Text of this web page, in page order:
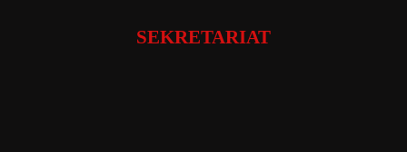
SEKRETARIAT